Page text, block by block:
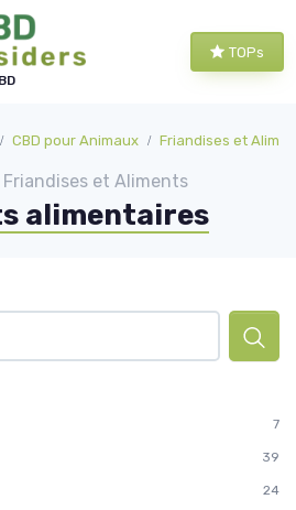
TOPs
CBD pour Animaux Friandises et
et Aliments
alimentaires
7
39
24